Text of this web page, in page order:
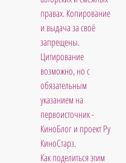
правах. Копирование
и выдача за своё
запрещены.
Цитирование
возможно, но с
обязательным
указанием на
первоисточник -
КиноБлог и проект Ру
КиноСтарз.
Как поделиться этим